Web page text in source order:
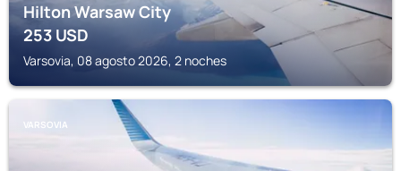
Hilton Warsaw City
253USD
Varsovia, 08 agosto 2026, 2 noches
VARSOVIA